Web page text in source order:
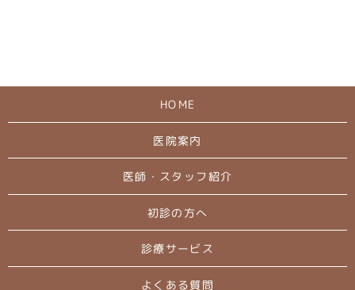
HOME
医院案内
医師・スタッフ紹介
初診の方へ
診療サービス
よくある質問